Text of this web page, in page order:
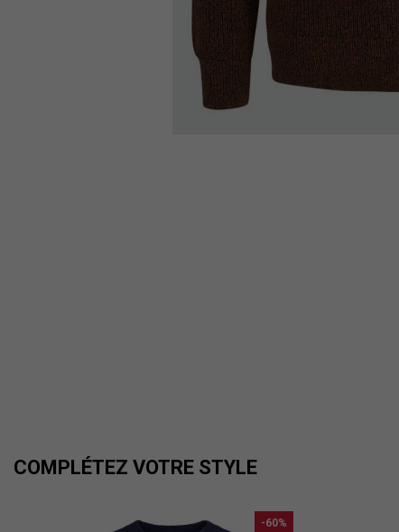
COMPLÉTEZ VOTRE STYLE
-60%